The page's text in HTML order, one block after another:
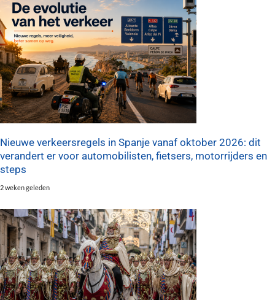
Nieuwe verkeersregels in Spanje vanaf oktober 2026: dit
verandert er voor automobilisten, fietsers, motorrijders en
steps
2 weken geleden